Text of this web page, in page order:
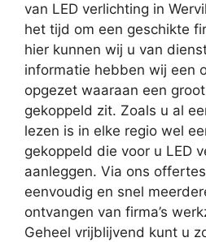
van LED verlichting in
het tijd om een geschikte
hier kunnen wij u van
informatie hebben wij een
opgezet waaraan een
gekoppeld zit. Zoals u al
lezen is in elke regio wel
gekoppeld die voor u LED
aanleggen. Via ons
eenvoudig en snel
ontvangen van firma’s
Geheel vrijblijvend kunt u